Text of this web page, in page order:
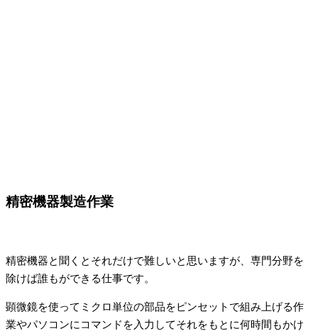
精密機器製造作業
精密機器と聞くとそれだけで難しいと思いますが、専門分野を
除けば誰もができる仕事です。
顕微鏡を使ってミクロ単位の部品をピンセットで組み上げる作
業やパソコンにコマンドを入力してそれをもとに何時間もかけ